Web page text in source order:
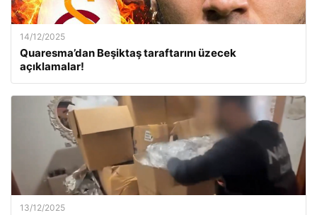
14/12/2025
Quaresma’dan Beşiktaş taraftarını üzecek
açıklamalar!
13/12/2025